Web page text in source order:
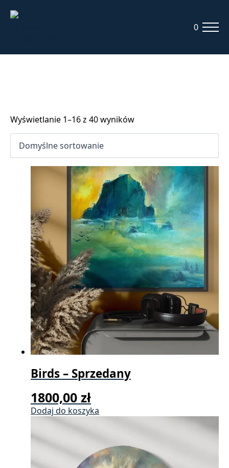
0
Wyświetlanie 1–16 z 40 wyników
Birds – Sprzedany
1800,00 zł
Dodaj do koszyka